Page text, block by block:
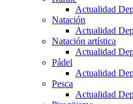
Actualidad
Natación
Actualidad
Natación artística
Actualidad
Pádel
Actualidad
Pesca
Actualidad